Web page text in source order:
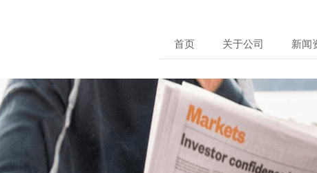
首页 关于公司 新闻